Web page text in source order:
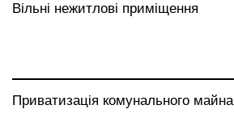
Вільні нежитлові приміщення
Приватизація комунального майна